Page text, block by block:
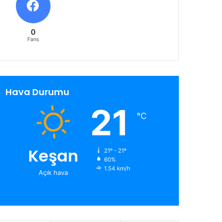
0
Fans
Hava Durumu
Keşan
Açık hava
21 ℃
21º - 21º
60%
1.54 km/h